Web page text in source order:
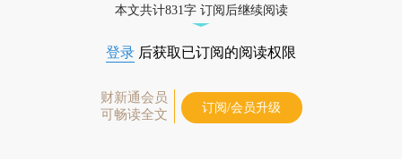
本文共计831字 订阅后继续阅读
登录 后获取已订阅的阅读权限
财新通会员
可畅读全文
订阅/会员升级